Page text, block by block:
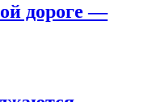
дороге —